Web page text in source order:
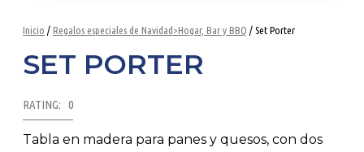
Inicio / Regalos especiales de Navidad>Hogar, Bar y BBQ / Set Porter
SET PORTER
RATING: 0
Tabla en madera para panes y quesos, con dos